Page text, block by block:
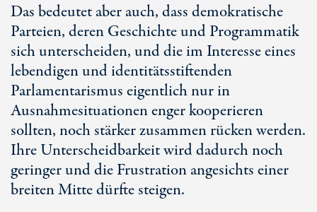
Das bedeutet aber auch, dass demokratische
Parteien, deren Geschichte und Programmatik
sich unterscheiden, und die im Interesse eines
lebendigen und identitätsstiftenden
Parlamentarismus eigentlich nur in
Ausnahmesituationen enger kooperieren
sollten, noch stärker zusammen rücken werden.
Ihre Unterscheidbarkeit wird dadurch noch
geringer und die Frustration angesichts einer
breiten Mitte dürfte steigen.